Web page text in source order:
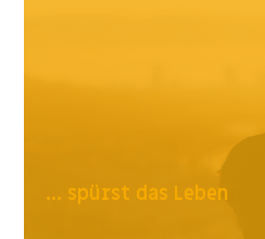
... spürst das Leben